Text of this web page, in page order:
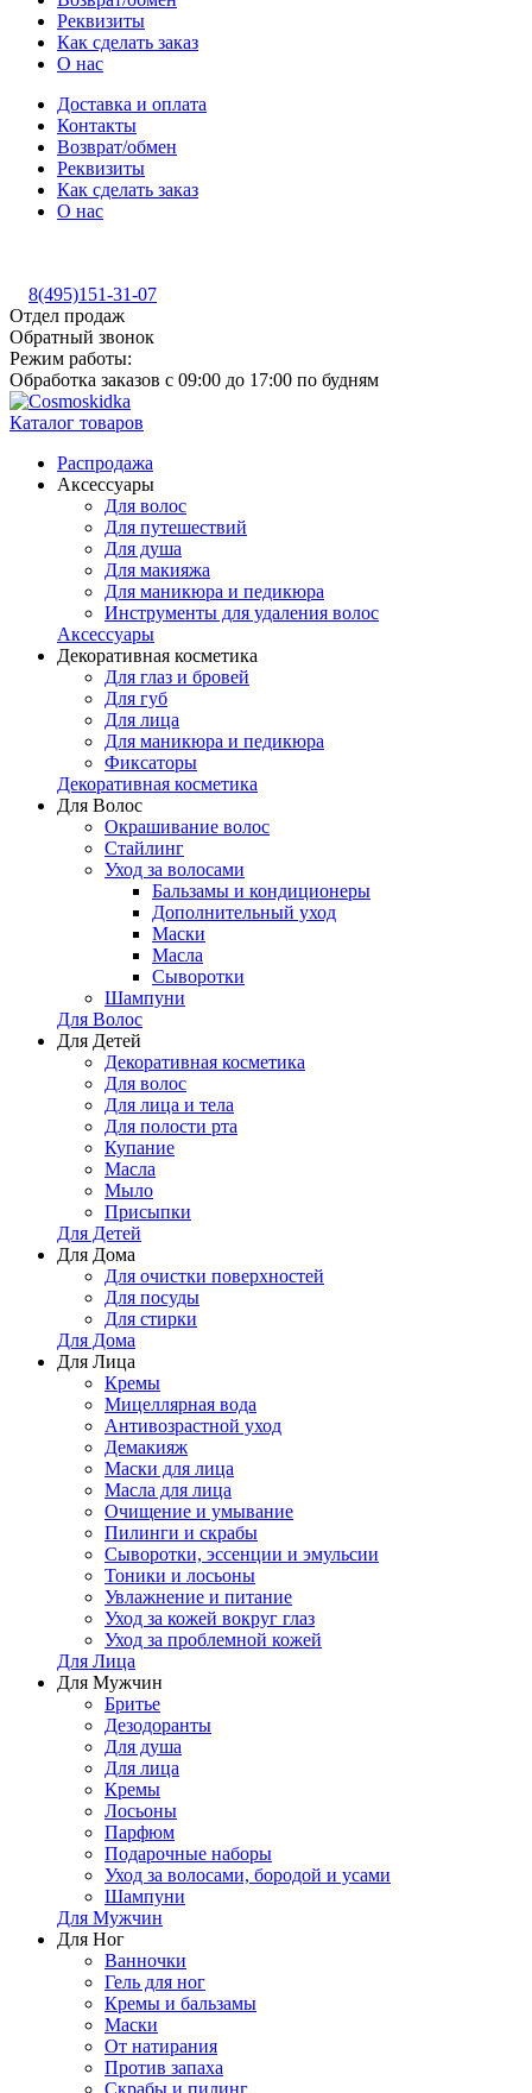
Реквизиты
Как сделать заказ
О нас
Доставка и оплата
Контакты
Возврат/обмен
Реквизиты
Как сделать заказ
О нас
8(495)151-31-07
Отдел продаж
Обратный звонок
Режим работы:
Обработка заказов с 09:00 до 17:00 по будням
Каталог товаров
Распродажа
Аксессуары
Для волос
Для путешествий
Для душа
Для макияжа
Для маникюра и педикюра
Инструменты для удаления волос
Аксессуары
Декоративная косметика
Для глаз и бровей
Для губ
Для лица
Для маникюра и педикюра
Фиксаторы
Декоративная косметика
Для Волос
Окрашивание волос
Стайлинг
Уход за волосами
Бальзамы и кондиционеры
Дополнительный уход
Маски
Масла
Сыворотки
Шампуни
Для Волос
Для Детей
Декоративная косметика
Для волос
Для лица и тела
Для полости рта
Купание
Масла
Мыло
Присыпки
Для Детей
Для Дома
Для очистки поверхностей
Для посуды
Для стирки
Для Дома
Для Лица
Кремы
Мицеллярная вода
Антивозрастной уход
Демакияж
Маски для лица
Масла для лица
Очищение и умывание
Пилинги и скрабы
Сыворотки, эссенции и эмульсии
Тоники и лосьоны
Увлажнение и питание
Уход за кожей вокруг глаз
Уход за проблемной кожей
Для Лица
Для Мужчин
Бритье
Дезодоранты
Для душа
Для лица
Кремы
Лосьоны
Парфюм
Подарочные наборы
Уход за волосами, бородой и усами
Шампуни
Для Мужчин
Для Ног
Ванночки
Гель для ног
Кремы и бальзамы
Маски
От натирания
Против запаха
Скрабы и пилинг